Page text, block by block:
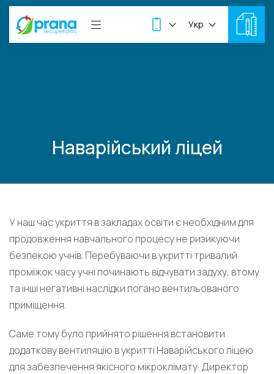
Укр
Наварійський ліцей
У наш час укриття в закладах освіти є необхідним для
продовження навчального процесу не ризикуючи
безпекою учнів. Перебуваючи в укритті тривалий
проміжок часу учні починають відчувати задуху, втому
та інші негативні наслідки погано вентильованого
приміщення.
Саме тому було прийнято рішення встановити
додаткову вентиляцію в укритті Наварійського ліцею
для забезпечення якісного мікроклімату. Директор